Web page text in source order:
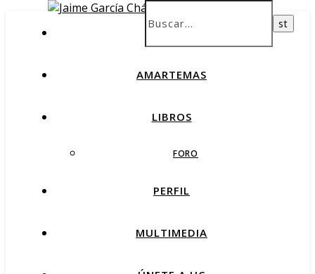
AMARTEMAS
LIBROS
FORO
PERFIL
MULTIMEDIA